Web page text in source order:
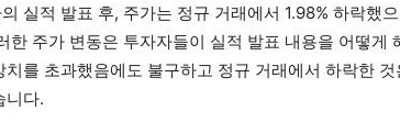
실적 발표 후, 주가는 정규 거래에서 1.98% 하락했
한 주가 변동은 투자자들이 실적 발표 내용을 어떻게
치를 초과했음에도 불구하고 정규 거래에서 하락한
니다.